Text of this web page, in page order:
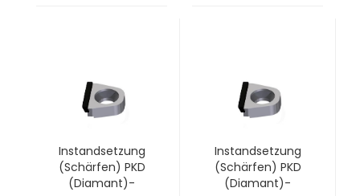
Instandsetzung
(Schärfen) PKD
(Diamant)-
Instandsetzung
(Schärfen) PKD
(Diamant)-